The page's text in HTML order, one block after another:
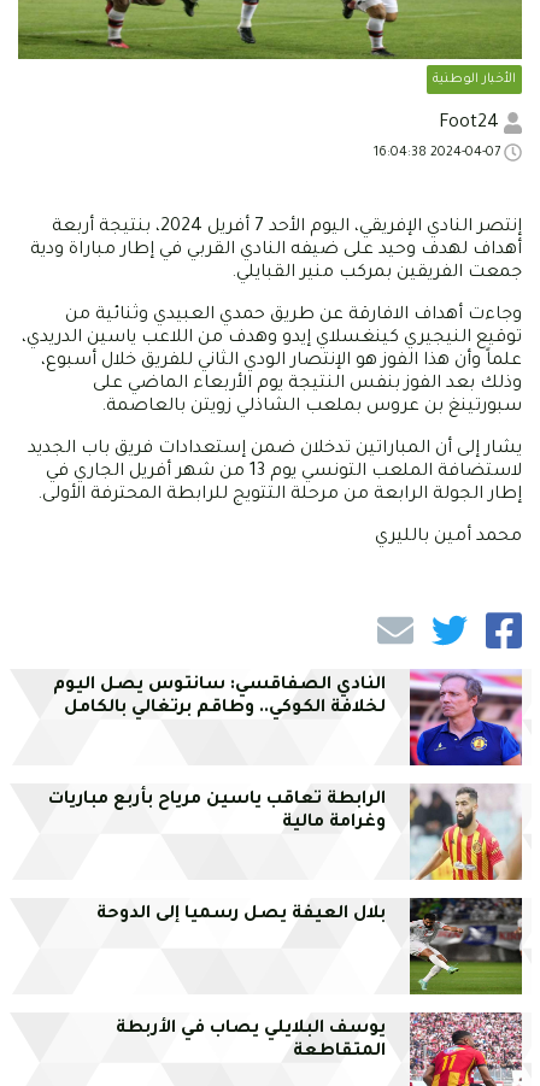
الأخبار الوطنية
إنتصر النادي الإفريقي، اليوم الأحد 7 أفريل 2024، بنتيجة أربعة
أهداف لهدف وحيد على ضيفه النادي القربي في إطار مباراة ودية
جمعت الفريقين بمركب منير القبايلي.
وجاءت أهداف الافارقة عن طريق حمدي العبيدي وثنائية من
توقيع النيجيري كينغسلاي إيدو وهدف من اللاعب ياسين الدريدي،
علماً وأن هذا الفوز هو الإنتصار الودي الثاني للفريق خلال أسبوع،
وذلك بعد الفوز بنفس النتيجة يوم الأربعاء الماضي على
سبورتينغ بن عروس بملعب الشاذلي زويتن بالعاصمة.
يشار إلى أن المباراتين تدخلان ضمن إستعدادات فريق باب الجديد
لاستضافة الملعب التونسي يوم 13 من شهر أفريل الجاري في
إطار الجولة الرابعة من مرحلة التتويج للرابطة المحترفة الأولى.
محمد أمين بالليري
النادي الصفاقسي: سانتوس يصل اليوم
لخلافة الكوكي.. وطاقم برتغالي بالكامل
الرابطة تعاقب ياسين مرياح بأربع مباريات
وغرامة مالية
بلال العيفة يصل رسميا إلى الدوحة
يوسف البلايلي يصاب في الأربطة
المتقاطعة